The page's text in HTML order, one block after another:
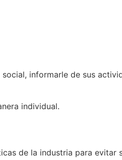
informarle de sus
individual.
de la industria para evitar